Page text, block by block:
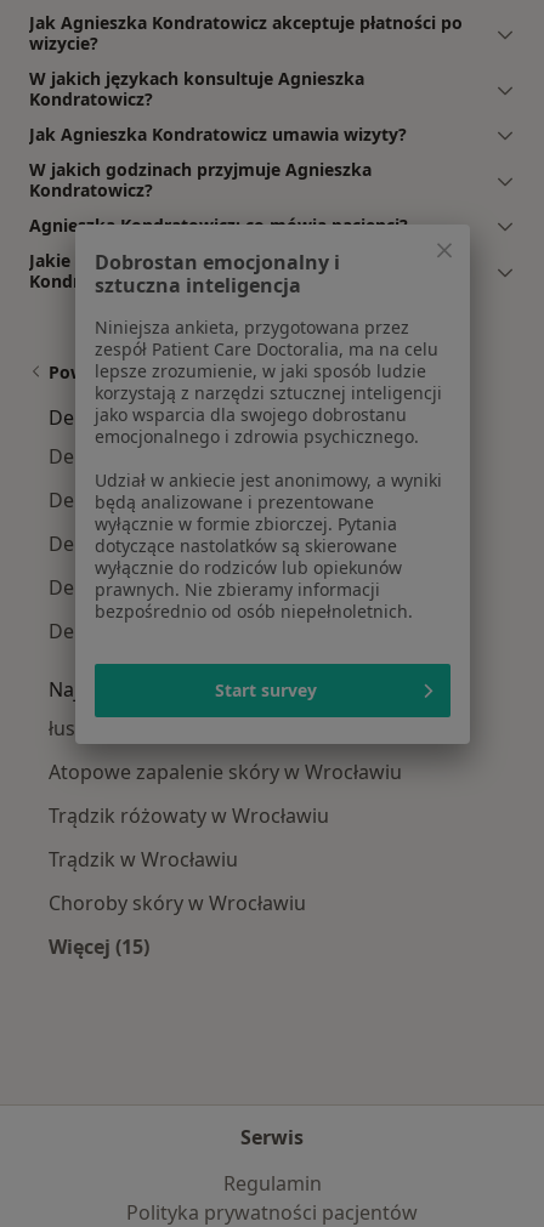
Jak Agnieszka Kondratowicz akceptuje płatności po
wizycie?
W jakich językach konsultuje Agnieszka
Kondratowicz?
Jak Agnieszka Kondratowicz umawia wizyty?
W jakich godzinach przyjmuje Agnieszka
Kondratowicz?
Agnieszka Kondratowicz: co mówią pacjenci?
Jakie ubezpieczenia akceptuje Agnieszka
Kondratowicz?
Powiązane wyszukiwania
Dermatolodzy w pobliżu
Dermatolodzy Krzyki
Dermatolodzy Stare Miasto
Dermatolodzy Fabryczna
Dermatolodzy Psie Pole
Dermatolodzy Śródmieście
Najczęście leczone choroby
łuszczyca w Wrocławiu
Atopowe zapalenie skóry w Wrocławiu
Trądzik różowaty w Wrocławiu
Trądzik w Wrocławiu
Choroby skóry w Wrocławiu
Więcej (15)
Serwis
Regulamin
Polityka prywatności pacjentów
Dobrostan emocjonalny i
sztuczna inteligencja
Niniejsza ankieta, przygotowana przez
zespół Patient Care Doctoralia, ma na celu
lepsze zrozumienie, w jaki sposób ludzie
korzystają z narzędzi sztucznej inteligencji
jako wsparcia dla swojego dobrostanu
emocjonalnego i zdrowia psychicznego.
Udział w ankiecie jest anonimowy, a wyniki
będą analizowane i prezentowane
wyłącznie w formie zbiorczej. Pytania
dotyczące nastolatków są skierowane
wyłącznie do rodziców lub opiekunów
prawnych. Nie zbieramy informacji
bezpośrednio od osób niepełnoletnich.
Start survey